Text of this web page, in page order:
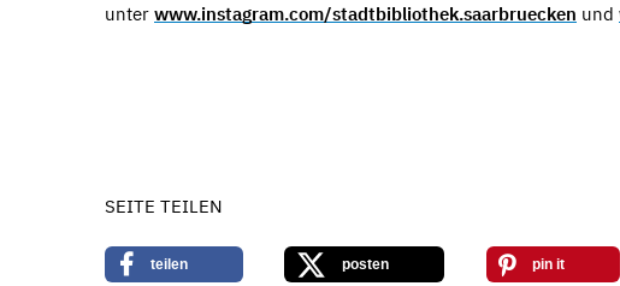
unter www.instagram.com/stadtbibliothek.saarbruecken und
SEITE TEILEN
teilen posten pin it